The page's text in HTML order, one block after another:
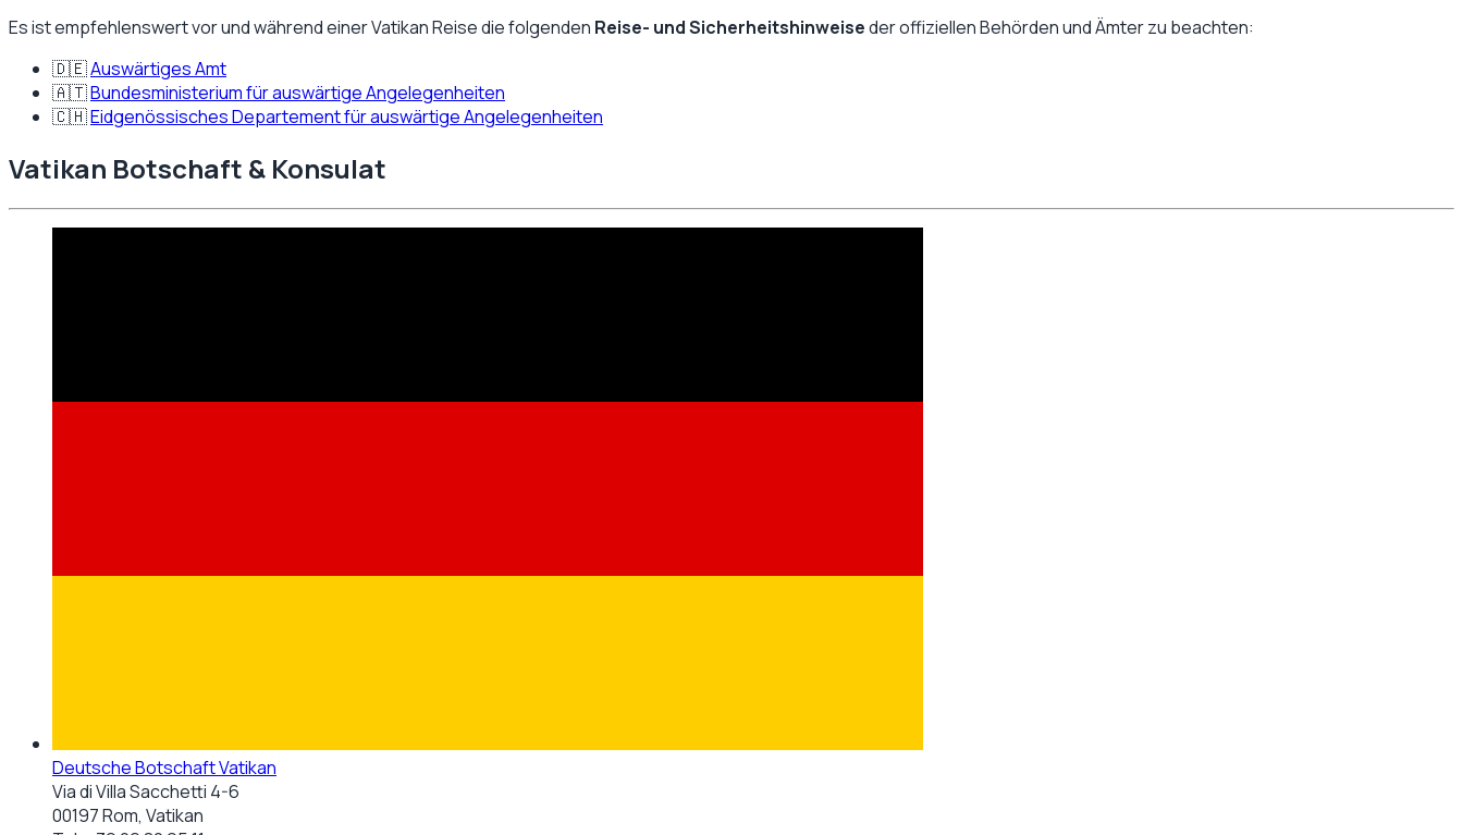
Es ist empfehlenswert vor und während einerVatikanReise die folgenden Reise- und Sicherheitshinweiseder offiziellen Behörden und Ämter zu beachten:
🇩🇪Auswärtiges Amt
🇦🇹Bundesministerium für auswärtige Angelegenheiten
🇨🇭Eidgenössisches Departement für auswärtige Angelegenheiten
Vatikan Botschaft & Konsulat
Deutsche Botschaft Vatikan
Via di Villa Sacchetti 4-6
00197 Rom, Vatikan